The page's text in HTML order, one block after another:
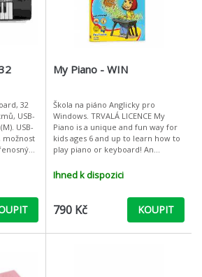
32
USB-
USB-
možnost
My Piano - WIN
Škola na piáno Anglicky pro
Windows. TRVALÁ LICENCE My
Piano is a unique and fun way for
kids ages 6 and up to learn how to
play piano or keyboard! An
the Piano guides kids through over
Ihned k dispozici
790 Kč KOUPIT